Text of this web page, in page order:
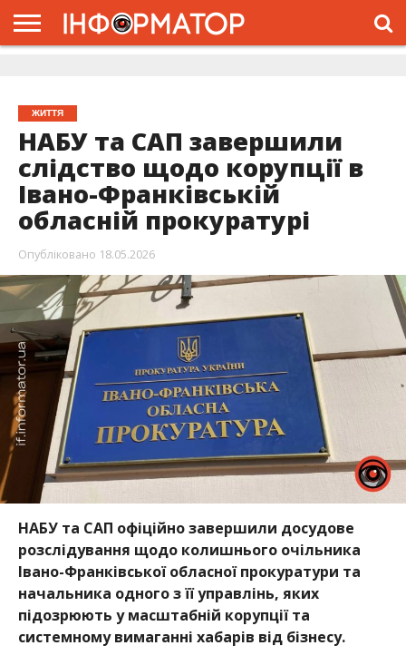
ЖИТТЯ
НАБУ та САП завершили
слідство щодо корупції в
Івано-Франківській
обласній прокуратурі
Опубліковано 18.05.2026
НАБУ та САП офіційно завершили досудове
розслідування щодо колишнього очільника
Івано-Франківської обласної прокуратури та
начальника одного з її управлінь, яких
підозрюють у масштабній корупції та
системному вимаганні хабарів від бізнесу.